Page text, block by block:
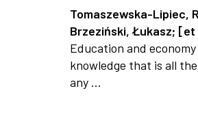
Tomaszewska-Lipiec,
Brzeziński, Łukasz; [et
Education and
knowledge that is all
any ...